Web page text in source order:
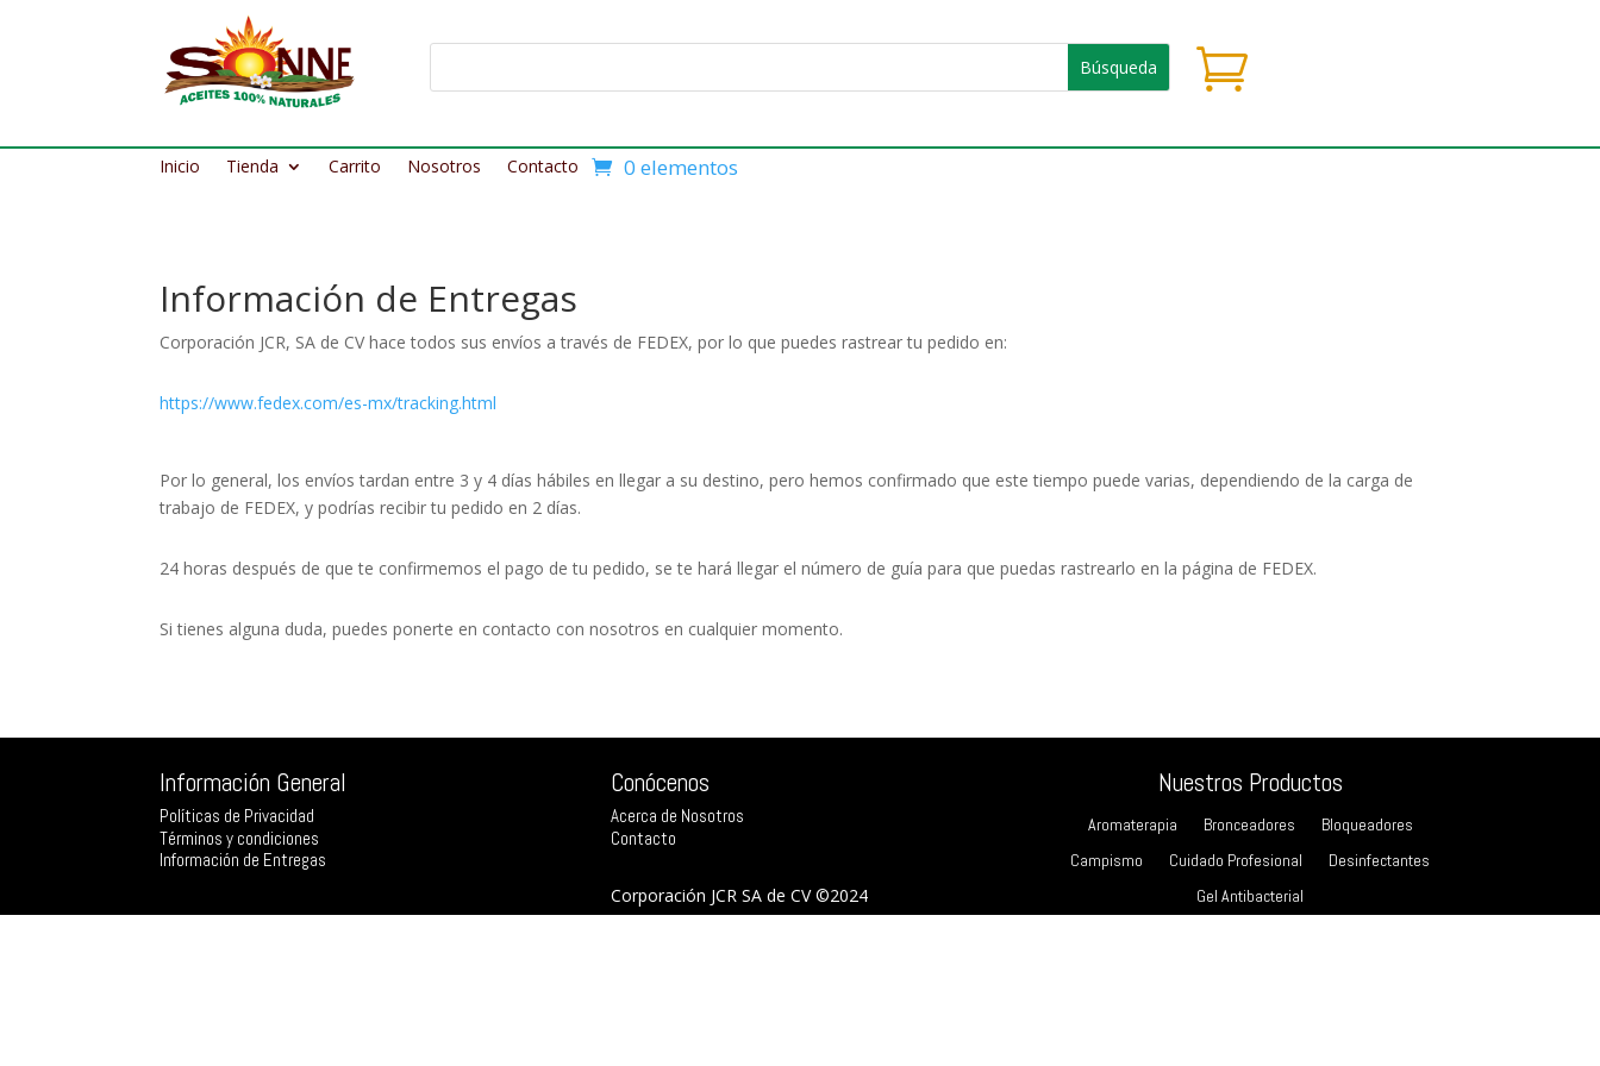

Inicio Tienda Carrito Nosotros Contacto 0 elementos
Información de Entregas
Corporación JCR, SA de CV hace todos sus envíos a través de FEDEX, por lo que puedes rastrear tu pedido en:
https://www.fedex.com/es-mx/tracking.html
Por lo general, los envíos tardan entre 3 y 4 días hábiles en llegar a su destino, pero hemos confirmado que este tiempo puede varias, dependiendo de la carga de
trabajo de FEDEX, y podrías recibir tu pedido en 2 días.
24 horas después de que te confirmemos el pago de tu pedido, se te hará llegar el número de guía para que puedas rastrearlo en la página de FEDEX.
Si tienes alguna duda, puedes ponerte en contacto con nosotros en cualquier momento.
Información General
Políticas de Privacidad
Términos y condiciones
Información de Entregas
Conócenos
Acerca de Nosotros
Contacto
Corporación JCR SA de CV ©2024
Nuestros Productos
Aromaterapia Bronceadores
Bloqueadores
Campismo
Cuidado Profesional
Desinfectantes
Gel Antibacterial